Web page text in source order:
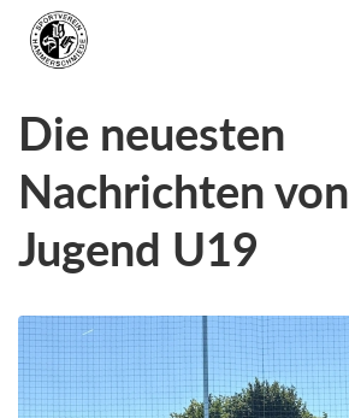
Die neuesten
Nachrichten
Jugend U19